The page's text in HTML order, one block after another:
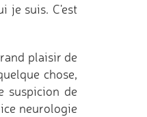
je suis. C'est
plaisir de
chose,
suspicion de
neurologie